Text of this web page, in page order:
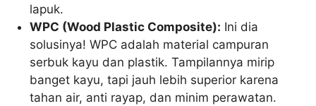
lapuk.
WPC (Wood Plastic Composite): Ini dia
solusinya! WPC adalah material campuran
serbuk kayu dan plastik. Tampilannya mirip
banget kayu, tapi jauh lebih superior karena
tahan air, anti rayap, dan minim perawatan.